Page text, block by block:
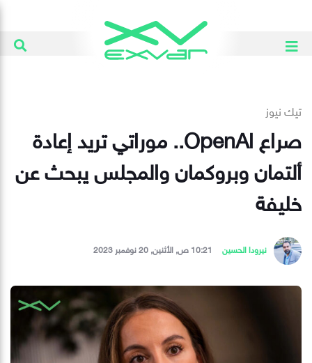
تيك نيوز
صراع OpenAl.. موراتي تريد إعادة
ألتمان وبروكمان والمجلس يبحث عن
خليفة
نيرودا الحسين 10:21 ص, الأثنين, 20 نوفمبر 2023